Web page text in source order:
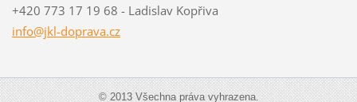
+420 773 17 19 68 - Ladislav Kopřiva
info@jkl-doprava.cz
© 2013 Všechna práva vyhrazena.